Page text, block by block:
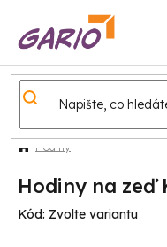
obsah
Hodiny
Hodiny na zeď
Kód: Zvolte variantu